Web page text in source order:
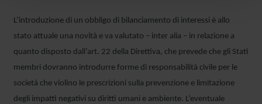
L’introduzione di un obbligo di bilanciamento di interessi è allo
stato attuale una novità e va valutato – inter alia – in relazione a
quanto disposto dall’art. 22 della Direttiva, che prevede che gli Stati
membri dovranno introdurre forme di responsabilità civile per le
società che violino le prescrizioni sulla prevenzione e limitazione
degli impatti negativi su diritti umani e ambiente. L’eventuale